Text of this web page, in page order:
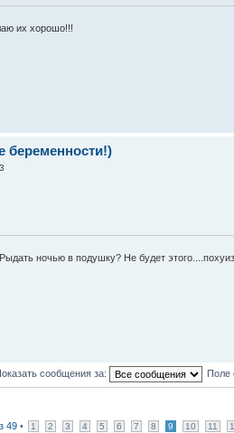
их хорошо!!!
беременности!)
ночью в подушку? Не будет
сообщения за: Поле
49 • 1 2 3 4 5 6 7 8 9 10 11